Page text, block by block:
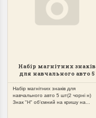
Набір магнітних знаків
для навчального авто 5
Набір магнітних знаків для
навчального авто 5 шт(2 чорні н)
Знак "Н" об'ємний на кришу на...